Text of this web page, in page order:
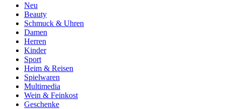
Neu
Beauty
Schmuck & Uhren
Damen
Herren
Kinder
Sport
Heim & Reisen
Spielwaren
Multimedia
Wein & Feinkost
Geschenke